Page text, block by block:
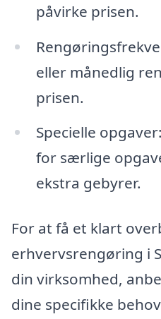
påvirke prisen.
eller månedlig
prisen.
Specielle
for særlige
ekstra gebyrer.
For at få et klart
erhvervsrengøring i
din virksomhed,
dine specifikke